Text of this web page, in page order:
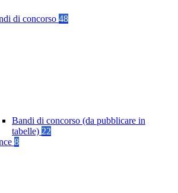
di concorso 48
Bandi di concorso (da pubblicare in
tabelle) 22
8